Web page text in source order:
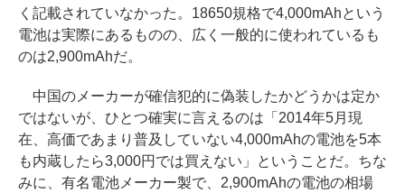
く記載されていなかった。18650規格で4,000mAhという
電池は実際にあるものの、広く一般的に使われているも
のは2,900mAhだ。
中国のメーカーが確信犯的に偽装したかどうかは定か
ではないが、ひとつ確実に言えるのは「2014年5月現
在、高価であまり普及していない4,000mAhの電池を5本
も内蔵したら3,000円では買えない」ということだ。ちな
みに、有名電池メーカー製で、2,900mAhの電池の相場